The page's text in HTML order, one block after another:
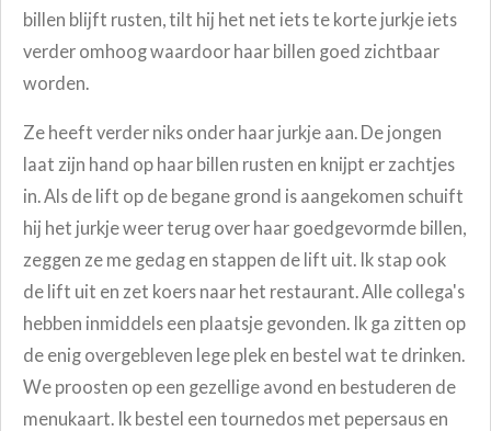
billen blijft rusten, tilt hij het net iets te korte jurkje iets
verder omhoog waardoor haar billen goed zichtbaar
worden.
Ze heeft verder niks onder haar jurkje aan. De jongen
laat zijn hand op haar billen rusten en knijpt er zachtjes
in. Als de lift op de begane grond is aangekomen schuift
hij het jurkje weer terug over haar goedgevormde billen,
zeggen ze me gedag en stappen de lift uit. Ik stap ook
de lift uit en zet koers naar het restaurant. Alle collega's
hebben inmiddels een plaatsje gevonden. Ik ga zitten op
de enig overgebleven lege plek en bestel wat te drinken.
We proosten op een gezellige avond en bestuderen de
menukaart. Ik bestel een tournedos met pepersaus en